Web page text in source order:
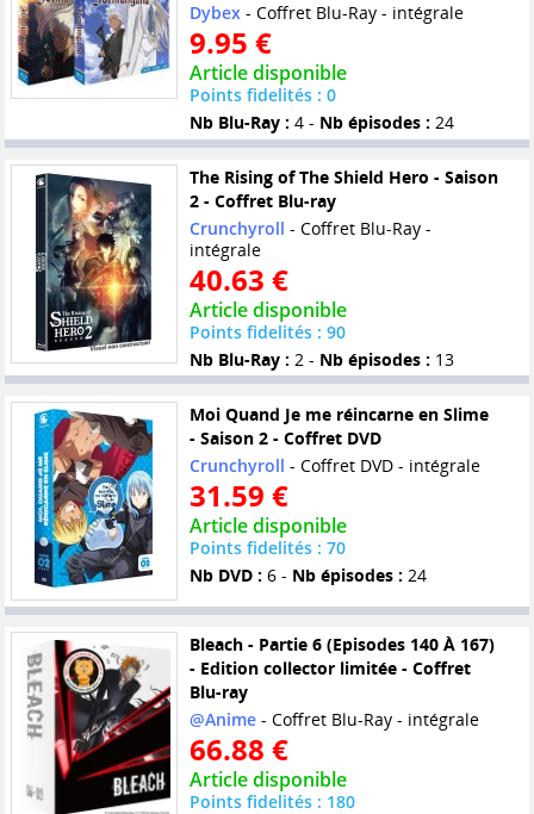
Dybex- Coffret Blu-Ray - intégrale
9.95 €
Article disponible
Points fidelités : 0
Nb Blu-Ray : 4 - Nb épisodes : 24
The Rising of The Shield Hero - Saison
2 - Coffret Blu-ray
Crunchyroll - Coffret Blu-Ray -
intégrale
40.63 €
Article disponible
Points fidelités : 90
Nb Blu-Ray : 2 - Nb épisodes : 13
Moi Quand Je me réincarne en Slime
- Saison 2 - Coffret DVD
Crunchyroll - Coffret DVD - intégrale
31.59 €
Article disponible
Points fidelités : 70
Nb DVD : 6 - Nb épisodes : 24
Bleach - Partie 6 (Episodes 140 À 167)
- Edition collector limitée - Coffret
Blu-ray
@Anime- Coffret Blu-Ray - intégrale
66.88 €
Article disponible
Points fidelités : 180